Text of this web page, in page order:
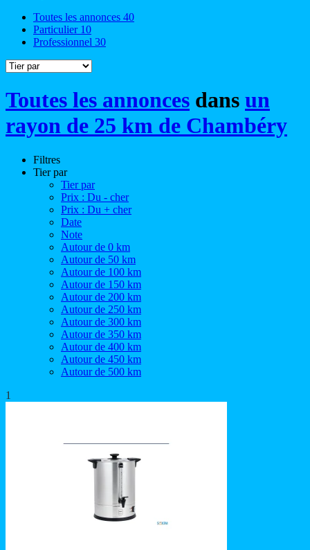
Toutes les annonces 40
Particulier 10
Professionnel 30
Toutes les annonces dans un
rayon de 25 km de Chambéry
Filtres
Tier par
Tier par
Prix : Du - cher
Prix : Du + cher
Date
Note
Autour de 0 km
Autour de 50 km
Autour de 100 km
Autour de 150 km
Autour de 200 km
Autour de 250 km
Autour de 300 km
Autour de 350 km
Autour de 400 km
Autour de 450 km
Autour de 500 km
1